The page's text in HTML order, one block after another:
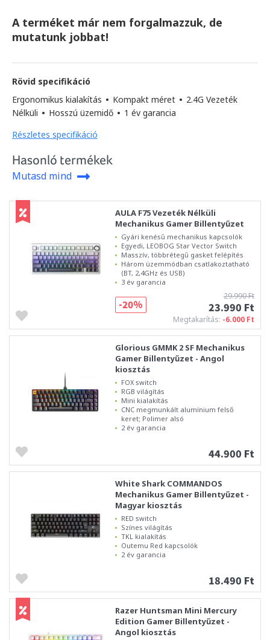
A terméket már nem forgalmazzuk, de
mutatunk jobbat!
Rövid specifikáció
Ergonomikus kialakítás • Kompakt méret • 2.4G Vezeték
Nélküli • Hosszú üzemidő • 1 év garancia
Részletes specifikáció
Hasonló termékek
Mutasd mind
AULA F75 Vezeték Nélküli
Mechanikus Gamer Billentyűzet
Gyári kenésű mechanikus kapcsolók
Egyedi, LEOBOG Star Vector Switch
Masszív, többrétegű gasket felépítés
Három üzemmódban csatlakoztatható
(BT, 2,4GHz és USB)
3 év garancia
29.990 Ft
23.990 Ft
Megtakarítás: -6.000 Ft
-20%
Glorious GMMK 2 SF Mechanikus
Gamer Billentyűzet - Angol
kiosztás
FOX switch
RGB világítás
Mini kialakítás
CNC megmunkált alumínium felső
keret; Polimer alsó
2 év garancia
44.900 Ft
White Shark COMMANDOS
Mechanikus Gamer Billentyűzet -
Magyar kiosztás
RED switch
Színes világítás
TKL kialakítás
Outemu Red kapcsolók
2 év garancia
18.490 Ft
Razer Huntsman Mini Mercury
Edition Gamer Billentyűzet -
Angol kiosztás